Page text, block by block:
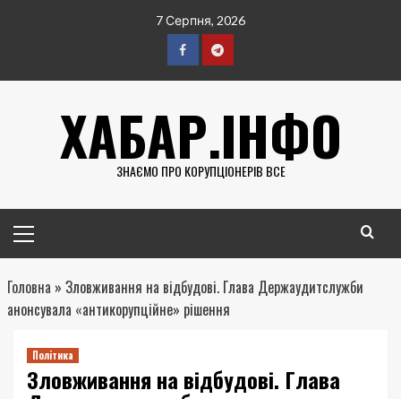
7 Серпня, 2026
FacebookTelegram
ХАБАР.ІНФО
ЗНАЄМО ПРО КОРУПЦІОНЕРІВ ВСЕ
меню
Головна » Зловживання на відбудові. Глава Держаудитслужби
анонсувала «антикорупційне» рішення
Політика
Зловживання на відбудові. Глава